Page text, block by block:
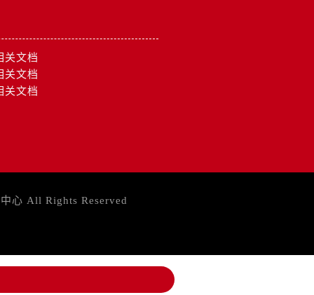
关文档
关文档
关文档
心 All Rights Reserved